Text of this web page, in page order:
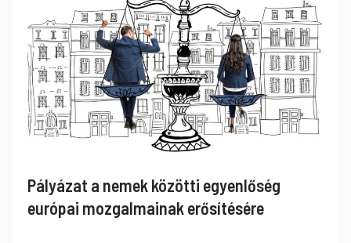
Pályázat a nemek közötti egyenlőség
európai mozgalmainak erősítésére